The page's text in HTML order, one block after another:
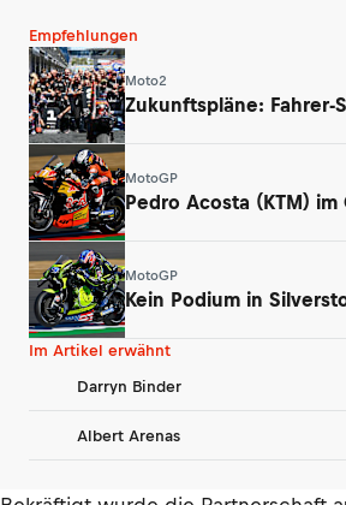
Empfehlungen
Moto2
Zukunftspläne: Fahrer-
MotoGP
Pedro Acosta (KTM)
MotoGP
Kein Podium in
Im Artikel erwähnt
Darryn Binder
Albert Arenas